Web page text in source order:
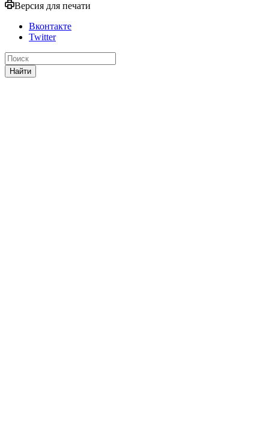
Версия для печати
Вконтакте
Twitter
Найти